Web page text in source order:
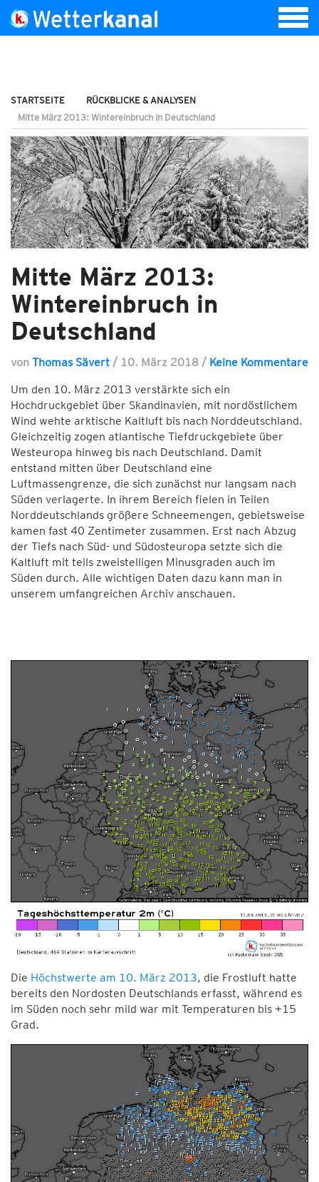
STARTSEITE
RÜCKBLICKE & ANALYSEN
Mitte März 2013: Wintereinbruch in Deutschland
Mitte März 2013:
Wintereinbruch in
Deutschland
von Thomas Sävert / 10. März 2018 / Keine Kommentare
Um den 10. März 2013 verstärkte sich ein
Hochdruckgebiet über Skandinavien, mit nordöstlichem
Wind wehte arktische Kaltluft bis nach Norddeutschland.
Gleichzeitig zogen atlantische Tiefdruckgebiete über
Westeuropa hinweg bis nach Deutschland. Damit
entstand mitten über Deutschland eine
Luftmassengrenze, die sich zunächst nur langsam nach
Süden verlagerte. In ihrem Bereich fielen in Teilen
Norddeutschlands größere Schneemengen, gebietsweise
kamen fast 40 Zentimeter zusammen. Erst nach Abzug
der Tiefs nach Süd- und Südosteuropa setzte sich die
Kaltluft mit teils zweistelligen Minusgraden auch im
Süden durch. Alle wichtigen Daten dazu kann man in
unserem umfangreichen Archiv anschauen.
Die Höchstwerte am 10. März 2013, die Frostluft hatte
bereits den Nordosten Deutschlands erfasst, während es
im Süden noch sehr mild war mit Temperaturen bis +15
Grad.